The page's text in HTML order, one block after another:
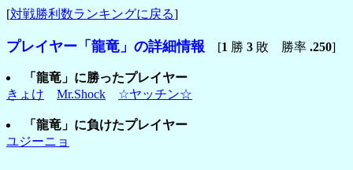
[対戦勝利数ランキングに戻る]
プレイヤー「龍竜」の詳細情報 [1 勝 3 敗 勝率 .250]
「龍竜」に勝ったプレイヤー
きょけ
Mr.Shock ☆ヤッチン☆
「龍竜」に負けたプレイヤー
ユジーニョ